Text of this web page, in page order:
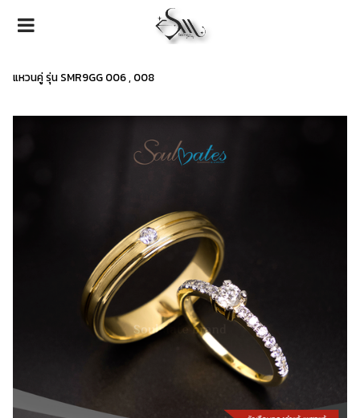
แหวนคู่ รุ่น SMR9GG 006 , 008